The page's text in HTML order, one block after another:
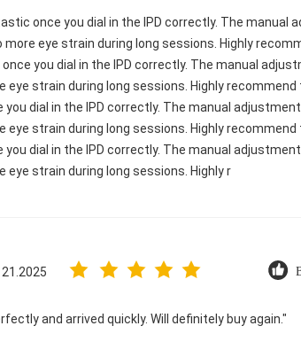
once you dial in the IPD correctly. The
eye strain during long sessions. Highly
you dial in the IPD correctly. The manual
eye strain during long sessions. Highly
dial in the IPD correctly. The manual
eye strain during long sessions. Highly
dial in the IPD correctly. The manual
eye strain during long sessions. Highly r
and arrived quickly. Will definitely buy again."